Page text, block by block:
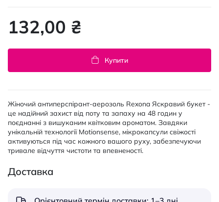
132,00 ₴
Купити
Жіночий антиперспірант-аерозоль Rexona Яскравий букет -
це надійний захист від поту та запаху на 48 годин у
поєднанні з вишуканим квітковим ароматом. Завдяки
унікальній технології Motionsense, мікрокапсули свіжості
активуються під час кожного вашого руху, забезпечуючи
тривале відчуття чистоти та впевненості.
Доставка